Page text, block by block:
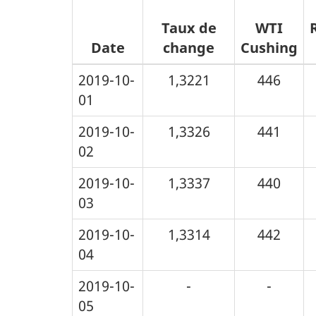
Date
Taux de
change
WTI
Cushing
2019-10-
01
1,3221 446
2019-10-
02
1,3326 441
2019-10-
03
1,3337 440
2019-10-
04
1,3314 442
2019-10-
05
- -